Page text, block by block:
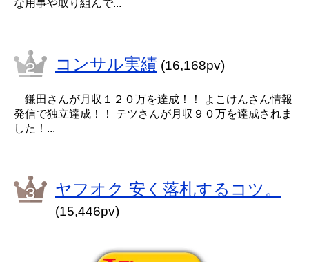
な用事や取り組んで...
コンサル実績 (16,168pv)
鎌田さんが月収１２０万を達成！！ よこけんさん情報
発信で独立達成！！ テツさんが月収９０万を達成されま
した！...
ヤフオク 安く落札するコツ。
(15,446pv)